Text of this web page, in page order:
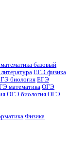
базовый
ЕГЭ физика
биология ЕГЭ
математика ОГЭ
ОГЭ биология ОГЭ
Физика